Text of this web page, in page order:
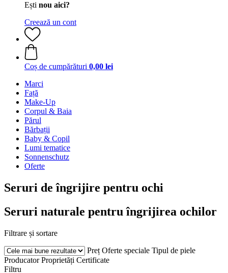
Ești nou aici?
Creează un cont
Coș de cumpărături 0,00 lei
Marci
Față
Make-Up
Corpul & Baia
Părul
Bărbații
Baby & Copil
Lumi tematice
Sonnenschutz
Oferte
Seruri de îngrijire pentru ochi
Seruri naturale pentru îngrijirea ochilor
Filtrare și sortare
Preț Oferte speciale Tipul de piele
Producator Proprietăți Certificate
Filtru